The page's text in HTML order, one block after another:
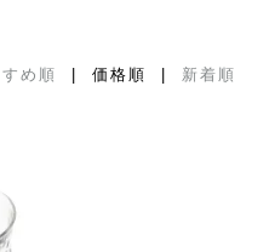
め順 | 価格順 | 新着順